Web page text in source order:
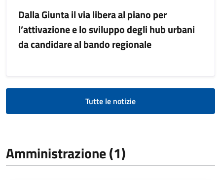
Dalla Giunta il via libera al piano per
l’attivazione e lo sviluppo degli hub urbani
da candidare al bando regionale
Tutte le notizie
Amministrazione (1)